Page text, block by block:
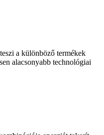
a különböző termékek
alacsonyabb technológiai